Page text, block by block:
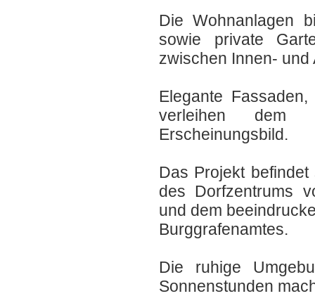
Die Wohnanlagen
sowie private
zwischen Innen-
Elegante
verleihen dem
Erscheinungsbild.
Das Projekt
des Dorfzentrums
und dem
Burggrafenamtes.
Die ruhige
Sonnenstunden